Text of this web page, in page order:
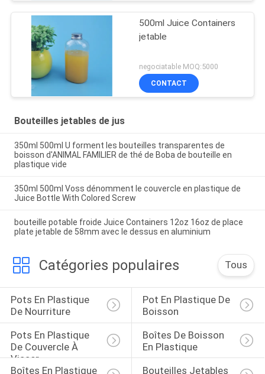
500ml Juice Containers
jetable
negociatable MOQ:5000
CONTACT
Bouteilles jetables de jus
350ml 500ml U forment les bouteilles transparentes de
boisson d'ANIMAL FAMILIER de thé de Boba de bouteille en
plastique vide
350ml 500ml Voss dénomment le couvercle en plastique de
Juice Bottle With Colored Screw
bouteille potable froide Juice Containers 12oz 16oz de place
plate jetable de 58mm avec le dessus en aluminium
Catégories populaires Tous
Pots En Plastique
De Nourriture
Pot En Plastique De
Boisson
Pots En Plastique
De Couvercle À
Visser
Boîtes De Boisson
En Plastique
Boîtes En Plastique
Bouteilles Jetables